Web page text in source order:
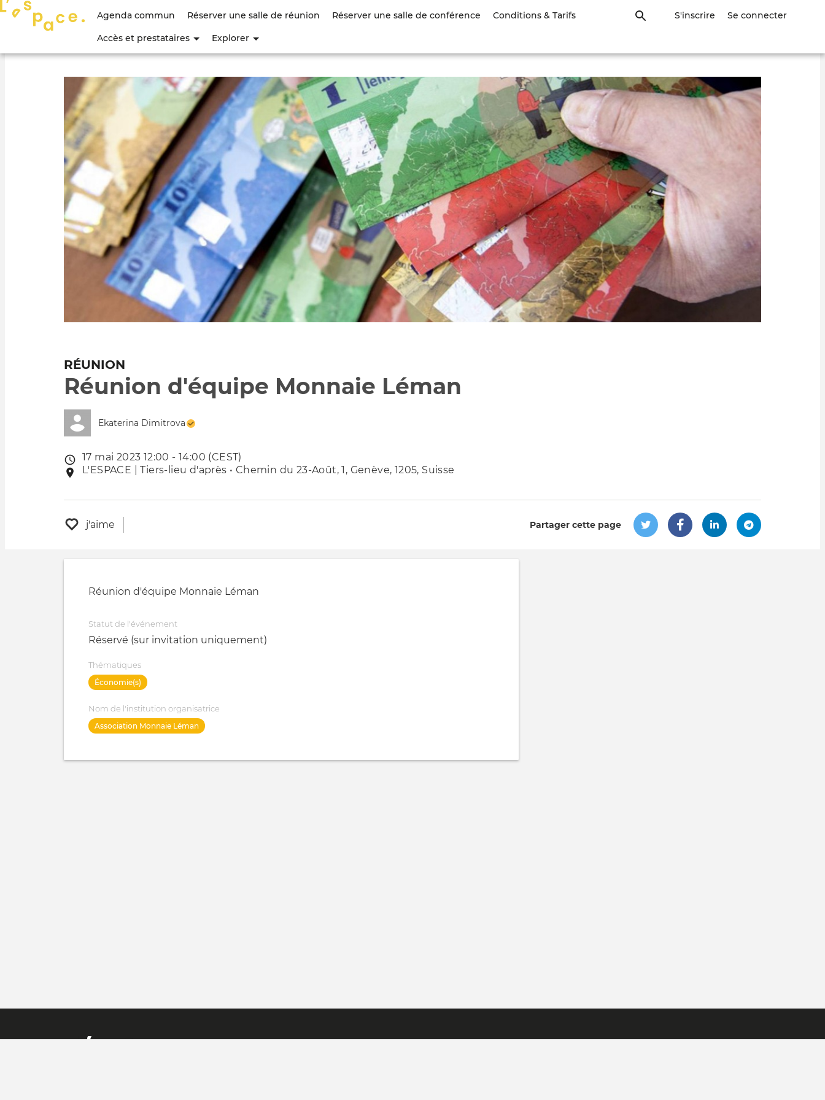
principal
Menu
compte
l'utilisateur
S'inscrire Se connecter
Agenda commun Réserver une salle de réunion Réserver une salle de conférence Conditions & Tarifs
Accès et prestataires Explorer
RÉUNION
Réunion d'équipe Monnaie Léman
Ekaterina Dimitrova
Date
de
17 mai 2023 12:00 - 14:00 (CEST)
Lieu
L'ESPACE | Tiers-lieu d'après • Chemin du 23-Août, 1, Genève, 1205, Suisse
j'aime Partager cette page
Réunion d'équipe Monnaie Léman
Statut de l'événement
Réservé (sur invitation uniquement)
Thématiques
Économie(s)
Nom de l'institution organisatrice
Association Monnaie Léman